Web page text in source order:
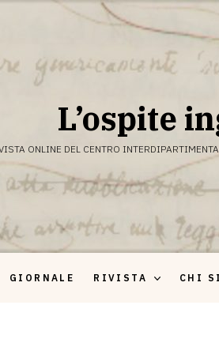
L’ospite
ONLINE DEL CENTRO
GIORNALE RIVISTA CHI